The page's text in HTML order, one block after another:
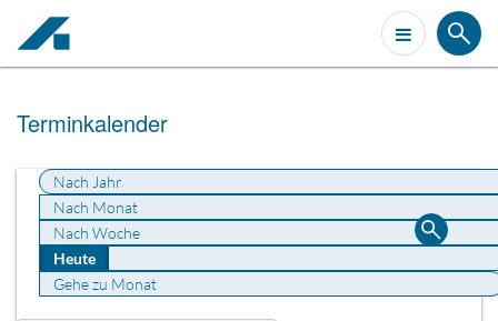
Terminkalender
Nach Jahr
Nach Monat
Nach Woche
Heute
Gehe zu Monat